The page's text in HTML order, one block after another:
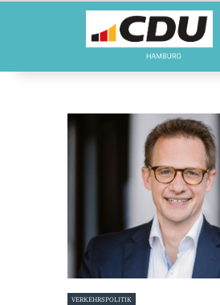
MOIN!
AKTUELLES
PARLAMENTE
KONTAKT
SPENDEN
MITGLIED WERDEN!
VERKEHRSPOLITIK